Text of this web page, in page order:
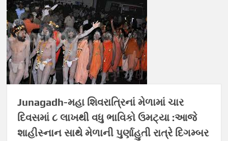
Junagadh-મહા શિવરાત્રિનાં મેળામાં ચાર
દિવસમાં ૮ લાખથી વધુ ભાવિકો ઉમટ્યા :આજે
શાહીસ્નાન સાથે મેળાની પુર્ણાહુતી રાત્રે દિગમ્બર